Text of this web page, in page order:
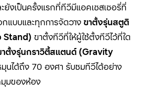
ยังเป็นครั้งแรกที่ทีวีมีแอคเซสเซอรี่ที่
แบบและทุกการจัดวาง ขาตั้งรุ่นสตูดิ
Stand) ขาตั้งทีวีที่ให้ผู้ใช้ตั้งทีวีไว้ที่ใด
าตั้งรุ่นกราวิตี้สแตนด์ (Gravity
นได้ถึง 70 องศา รับชมทีวีได้อย่าง
มของห้อง